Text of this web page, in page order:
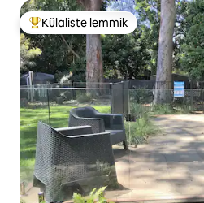
Külaliste suur lemmik
Külaliste lemmik